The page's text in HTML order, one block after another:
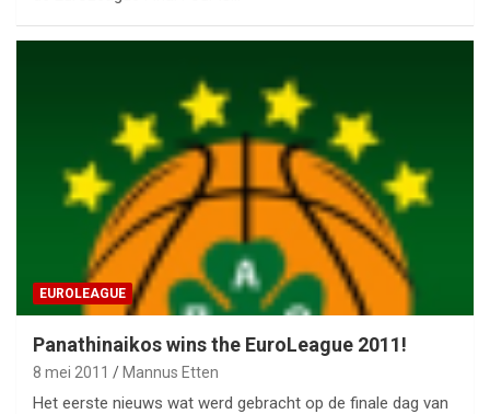
EUROLEAGUE
Panathinaikos wins the EuroLeague 2011!
8 mei 2011 Mannus Etten
Het eerste nieuws wat werd gebracht op de finale dag van